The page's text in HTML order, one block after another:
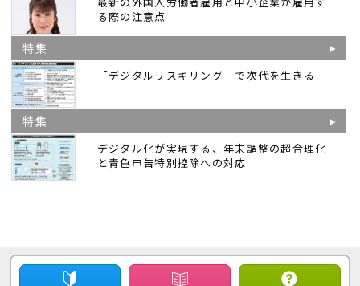
る際の注意点
特集
「デジタルリスキリング」で次代を生きる
特集
デジタル化が実現する、年末調整の超合理化
と青色申告特別控除への対応